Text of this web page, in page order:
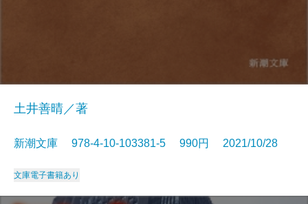
土井善晴／著
新潮文庫 978-4-10-103381-5 990円 2021/10/28
文庫電子書籍あり